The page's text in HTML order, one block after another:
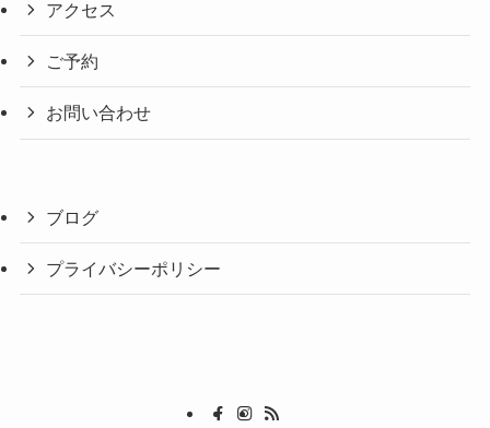
アクセス
ご予約
お問い合わせ
ブログ
プライバシーポリシー